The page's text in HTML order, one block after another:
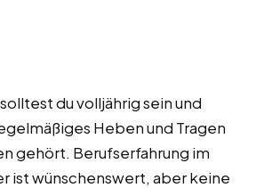
du volljährig sein und
Heben und Tragen
gehört. Berufserfahrung im
ist wünschenswert, aber keine